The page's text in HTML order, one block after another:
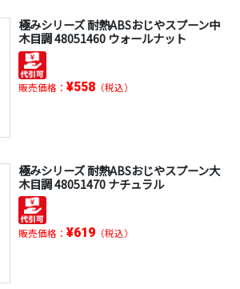
極みシリーズ 耐熱ABSおじやスプーン中
木目調 48051460 ウォールナット
販売価格： ¥558（税込）
極みシリーズ 耐熱ABSおじやスプーン大
木目調 48051470 ナチュラル
販売価格： ¥619（税込）